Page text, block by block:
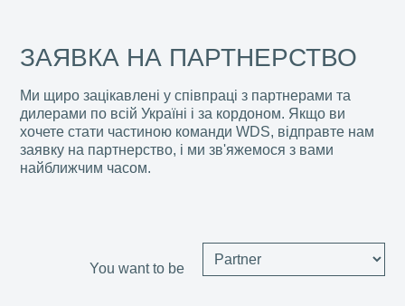
ЗАЯВКА НА ПАРТНЕРСТВО
Ми щиро зацікавлені у співпраці з партнерами та
дилерами по всій Україні і за кордоном. Якщо ви
хочете стати частиною команди WDS, відправте нам
заявку на партнерство, і ми зв'яжемося з вами
найближчим часом.
You want to be